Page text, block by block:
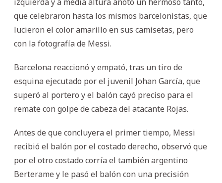
que celebraron hasta los mismos barcelonistas, que
lucieron el color amarillo en sus camisetas, pero
con la fotografía de Messi.
Barcelona reaccionó y empató, tras un tiro de
esquina ejecutado por el juvenil Johan García, que
superó al portero y el balón cayó preciso para el
remate con golpe de cabeza del atacante Rojas.
Antes de que concluyera el primer tiempo, Messi
recibió el balón por el costado derecho, observó que
por el otro costado corría el también argentino
Berterame y le pasó el balón con una precisión